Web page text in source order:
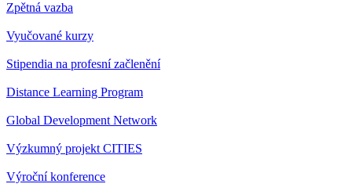
Zpětná vazba
Vyučované kurzy
Stipendia na profesní začlenění
Distance Learning Program
Global Development Network
Výzkumný projekt CITIES
Výroční konference